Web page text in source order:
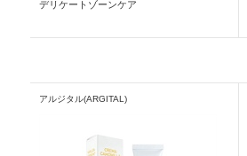
デリケートゾーンケア
アルジタル(ARGITAL)